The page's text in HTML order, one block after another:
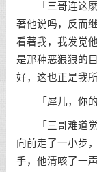
「三哥连这麽
著他说吗，反而
看著我，我发觉
是那种恶狠狠的
好，这也正是我
「犀儿，你的
「三哥难道觉
向前走了一小步
手，他清咳了一